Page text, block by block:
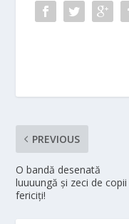
PREVIOUS
O bandă desenată
luuuungă și zeci de copii
fericiți!